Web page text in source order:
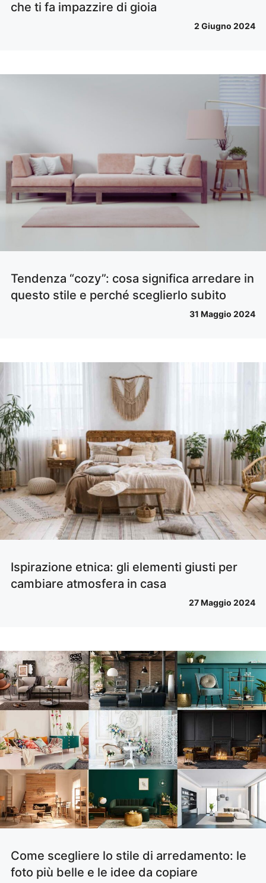
che ti fa impazzire di gioia
2 Giugno 2024
Tendenza “cozy”: cosa significa arredare in
questo stile e perché sceglierlo subito
31 Maggio 2024
Ispirazione etnica: gli elementi giusti per
cambiare atmosfera in casa
27 Maggio 2024
Come scegliere lo stile di arredamento: le
foto più belle e le idee da copiare